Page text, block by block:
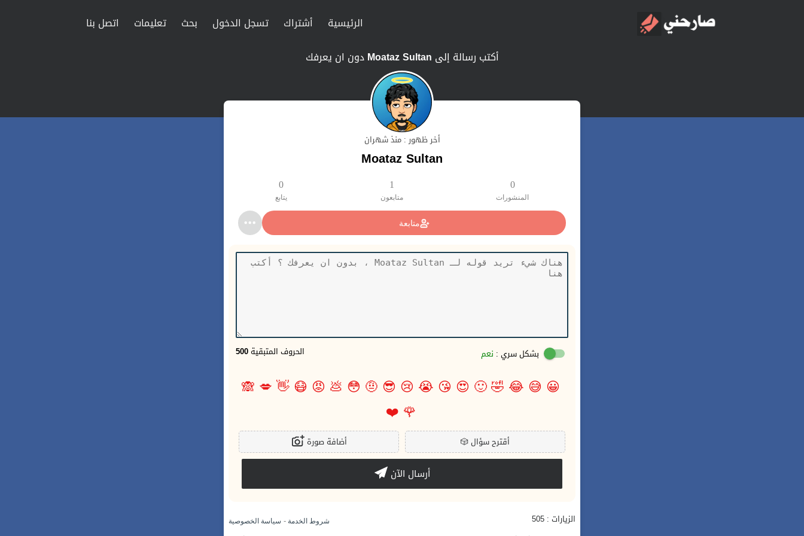
الرئيسية أشتراك تسجل الدخول بحث تعليمات
اتصل بنا
أكتب رسالة إلى Moataz Sultan دون ان يعرفك
أخر ظهور : منذ شهران
Moataz Sultan
0
المنشورات
1
متابعون
0
يتابع
متابعة
500 الحروف المتبقية بشكل سري : نعم
😀
😅
😂
🤣
🙂
😍
😘
😭
😢
😎
🤨
😳
💩
😡
😷
👋
💋
🙈
🌹
❤️
🎲أقترح سؤال أضافة صورة
أرسال الآن
الزيارات : 505 شروط الخدمة - سياسة الخصوصية